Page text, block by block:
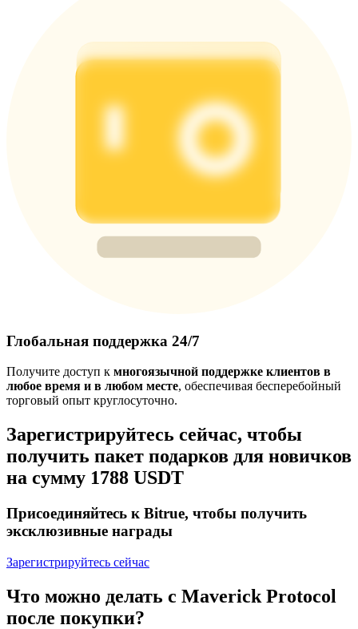
Глобальная поддержка 24/7
Получите доступ к многоязычной поддержке клиентов в
любое время и в любом месте, обеспечивая бесперебойный
торговый опыт круглосуточно.
Зарегистрируйтесь сейчас, чтобы
получить пакет подарков для новичков
на сумму 1788 USDT
Присоединяйтесь к Bitrue, чтобы получить
эксклюзивные награды
Зарегистрируйтесь сейчас
Что можно делать с Maverick Protocol
после покупки?